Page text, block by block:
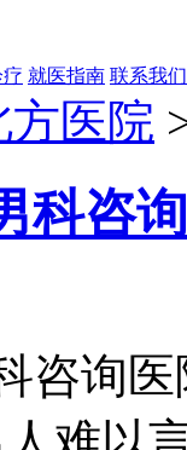
就医指南 联系我们
方医院
科咨
咨询